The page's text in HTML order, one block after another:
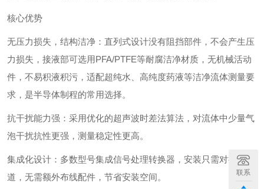
核心优势
‌无压力损失，结构洁净‌：直列式设计没有阻挡部件，不会产生压
力损失，接液部可选用PFA/PTFE等耐腐洁净材质，无机械活动
件，不易积液积污，适配超纯水、高纯度药液等洁净流体测量要
求，是半导体制程的常用选择。
‌抗干扰能力强‌：采用优化的超声波时差法算法，对流体中少量气
泡干扰抗性更强，测量稳定性更高。
‌集成化设计‌：多数型号集成信号处理转换器，安装只需对接管
道，无需额外布线配件，节省安装空间。
联系